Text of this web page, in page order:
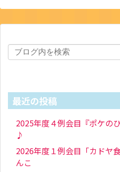
最近の投稿
2025年度４例会目『ポケの
♪
2026年度１例会目「カドヤ
んこ